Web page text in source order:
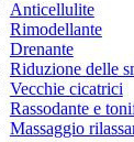
Anticellulite
Rimodellante
Drenante
Riduzione delle
Vecchie cicatrici
Rassodante e
Massaggio